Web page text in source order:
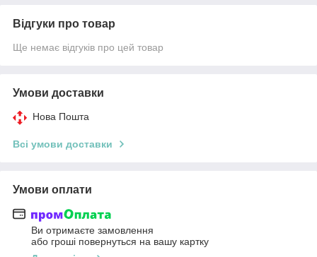
Відгуки про товар
Ще немає відгуків про цей товар
Умови доставки
Нова Пошта
Всі умови доставки
Умови оплати
Ви отримаєте замовлення
або гроші повернуться на вашу картку